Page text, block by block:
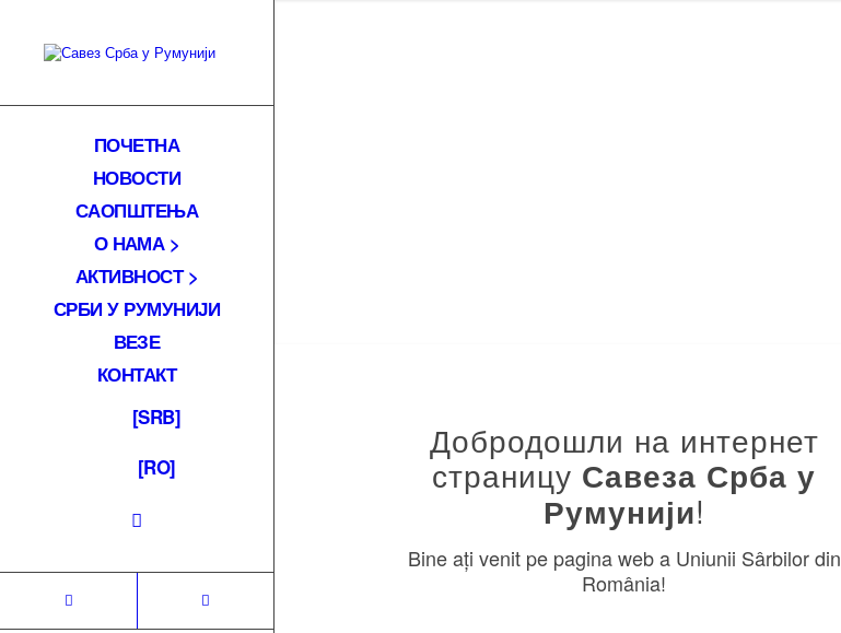
ПОЧЕТНА
НОВОСТИ
САОПШТЕЊА
О НАМА >
АКТИВНОСТ >
СРБИ У РУМУНИЈИ
ВЕЗЕ
КОНТАКТ
[SRB]
[RO]
Добродошли на интернет
страницу Савеза Срба у
Румунији!
Bine ați venit pe pagina web a Uniunii Sârbilor din
România!